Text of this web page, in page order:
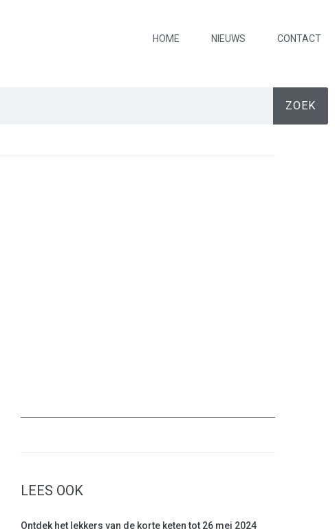
HOME NIEUWS CONTACT
ZOEK
LEES OOK
Ontdek het lekkers van de korte keten tot 26 mei 2024